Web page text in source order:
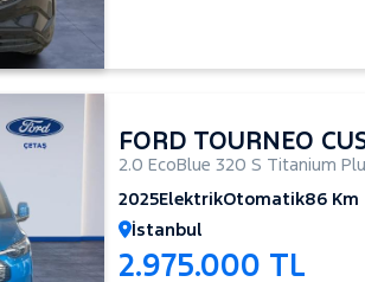
FORD TOURNEO
2.0 EcoBlue 320 S Titanium
2025ElektrikOtomatik86 Km
İstanbul
2.975.000 TL